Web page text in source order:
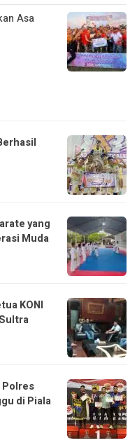
Asa
yang
Muda
KONI
Polres
di Piala